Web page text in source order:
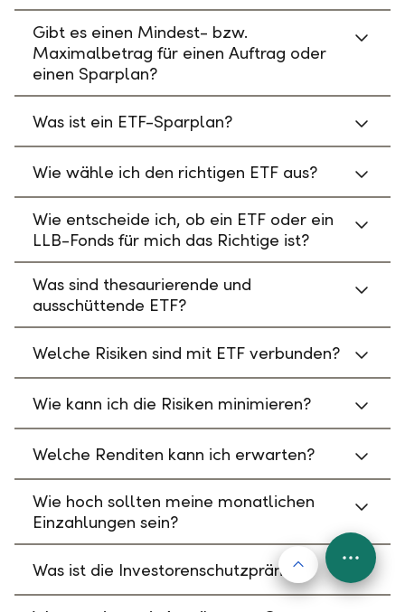
Gibt es einen Mindest- bzw.
Maximalbetrag für einen Auftrag oder
einen Sparplan?
Was ist ein ETF-Sparplan?
Wie wähle ich den richtigen ETF aus?
Wie entscheide ich, ob ein ETF oder ein
LLB-Fonds für mich das Richtige ist?
Was sind thesaurierende und
ausschüttende ETF?
Welche Risiken sind mit ETF verbunden?
Wie kann ich die Risiken minimieren?
Welche Renditen kann ich erwarten?
Wie hoch sollten meine monatlichen
Einzahlungen sein?
Was ist die Investorenschutzprämie? Nach oben
FAB
Menu